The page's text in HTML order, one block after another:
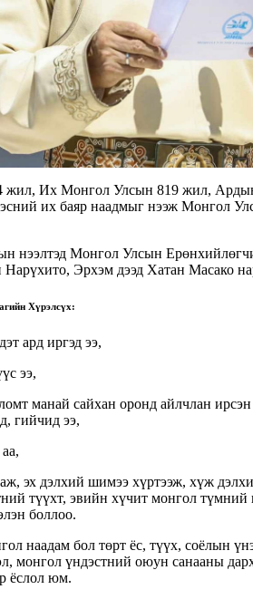
жил, Их Монгол Улсын 819 жил,
их баяр наадмыг нээж Монгол
нээлтэд Монгол Улсын
Эрхэм дээд Хатан Масако
Хүрэлсүх:
ард иргэд ээ,
ээ,
манай сайхан оронд айлчлан
гийчид ээ,
эх дэлхий шимээ хүртээж, хүж
түүхт, эвийн хүчит монгол
боллоо.
наадам бол төрт ёс, түүх, соёлын
монгол үндэстний оюун санааны
ёслол юм.